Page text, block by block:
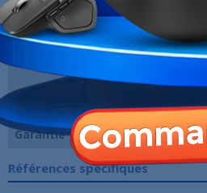
commutation
Tableau MAC
2000
5 ports
Marque
RUIJIE
Garantie
12 Mois
Références spécifiques